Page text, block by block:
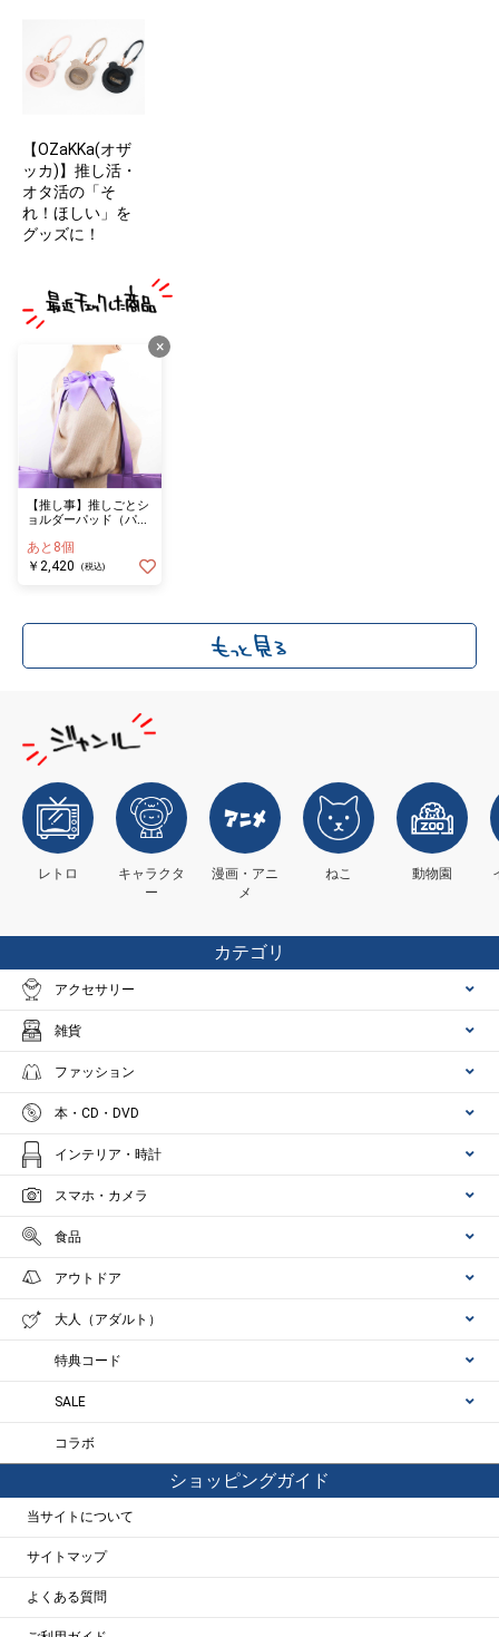
【OZaKKa(オザ
ッカ)】推し活・
オタ活の「そ
れ！ほしい」を
グッズに！
×
【推し事】推しごとシ
ョルダーパッド（パー
あと8個
￥2,420
(税込)
レトロ
キャラクタ
ー
漫画・アニ
メ
ねこ 動物園
カテゴリ
アクセサリー
雑貨
ファッション
本・CD・DVD
インテリア・時計
スマホ・カメラ
食品
アウトドア
大人（アダルト）
特典コード
SALE
コラボ
ショッピングガイド
当サイトについて
サイトマップ
よくある質問